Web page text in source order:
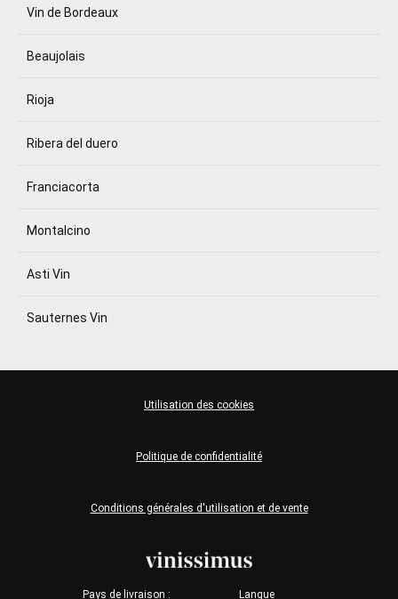
Vin de Bordeaux
Beaujolais
Rioja
Ribera del duero
Franciacorta
Montalcino
Asti Vin
Sauternes Vin
Pays de livraison : Langue
Conditions générales d'utilisation et de vente
Politique de confidentialité
Utilisation des cookies